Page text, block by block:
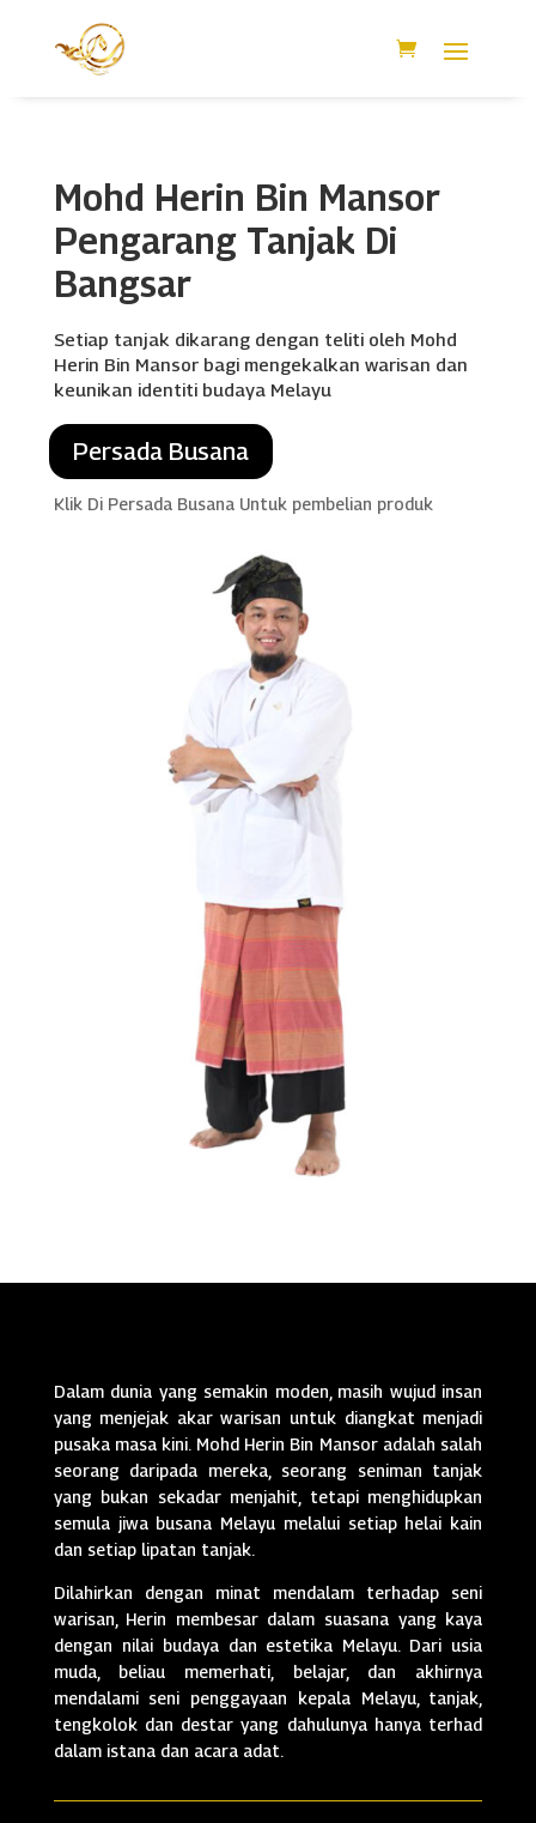
Mohd Herin Bin Mansor
Pengarang Tanjak Di
Bangsar
Setiap tanjak dikarang dengan teliti oleh Mohd
Herin Bin Mansor bagi mengekalkan warisan dan
keunikan identiti budaya Melayu
Persada Busana
Klik Di Persada Busana Untuk pembelian produk
Dalam dunia yang semakin moden, masih wujud insan
yang menjejak akar warisan untuk diangkat menjadi
pusaka masa kini. Mohd Herin Bin Mansor adalah salah
seorang daripada mereka, seorang seniman tanjak
yang bukan sekadar menjahit, tetapi menghidupkan
semula jiwa busana Melayu melalui setiap helai kain
dan setiap lipatan tanjak.
Dilahirkan dengan minat mendalam terhadap seni
warisan, Herin membesar dalam suasana yang kaya
dengan nilai budaya dan estetika Melayu. Dari usia
muda, beliau memerhati, belajar, dan akhirnya
mendalami seni penggayaan kepala Melayu, tanjak,
tengkolok dan destar yang dahulunya hanya terhad
dalam istana dan acara adat.